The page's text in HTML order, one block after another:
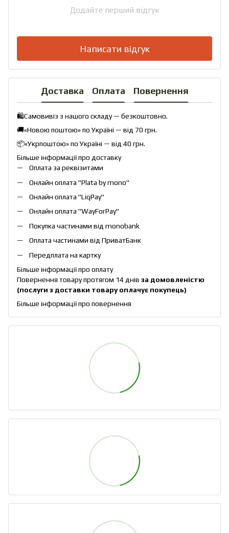
Додайте перший відгук
Написати відгук
Доставка Оплата Повернення
🛍️Самовивіз з нашого складу — безкоштовно.
🚚«Новою поштою» по Україні — від 70 грн.
📦«Укрпоштою» по Україні — від 40 грн.
Більше інформації про доставку
Оплата за реквізитами
Онлайн оплата "Plata by mono"
Онлайн оплата "LiqPay"
Онлайн оплата "WayForPay"
Покупка частинами від monobank
Оплата частинами від ПриватБанк
Передплата на картку
Більше інформації про оплату
Повернення товару протягом 14 днів за домовленістю
(послуги з доставки товару оплачує покупець)
Більше інформації про повернення